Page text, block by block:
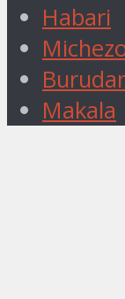
Habari
Makala